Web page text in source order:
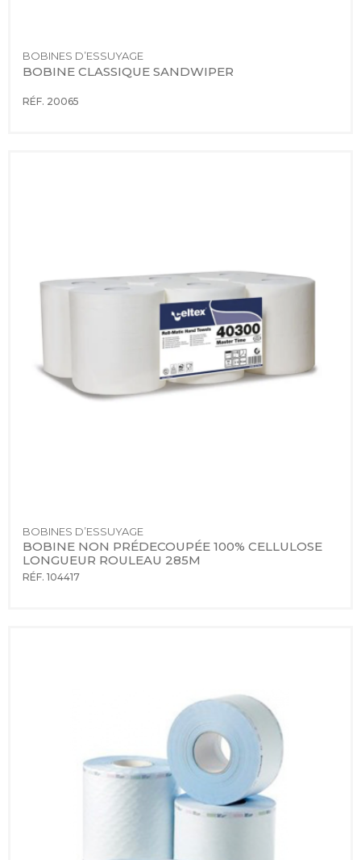
BOBINES D’ESSUYAGE
BOBINE CLASSIQUE SANDWIPER
RÉF. 20065
BOBINES D’ESSUYAGE
BOBINE NON PRÉDECOUPÉE 100% CELLULOSE
LONGUEUR ROULEAU 285M
RÉF. 104417